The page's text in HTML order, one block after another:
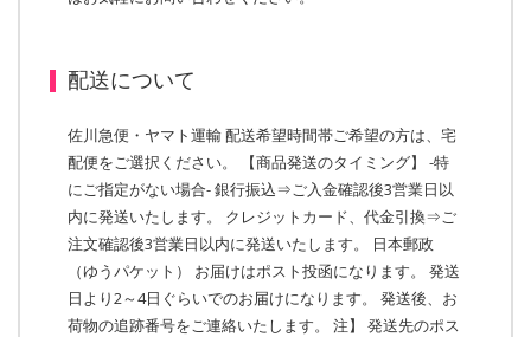
配送について
佐川急便・ヤマト運輸 配送希望時間帯ご希望の方は、宅
配便をご選択ください。 【商品発送のタイミング】 -特
にご指定がない場合- 銀行振込⇒ご入金確認後3営業日以
内に発送いたします。 クレジットカード、代金引換⇒ご
注文確認後3営業日以内に発送いたします。 日本郵政
（ゆうパケット） お届けはポスト投函になります。 発送
日より2～4日ぐらいでのお届けになります。 発送後、お
荷物の追跡番号をご連絡いたします。 注】 発送先のポス